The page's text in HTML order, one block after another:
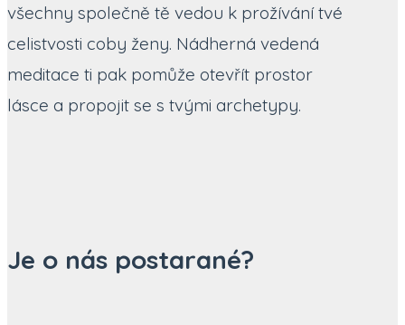
všechny společně tě vedou k prožívání tvé
celistvosti coby ženy. Nádherná vedená
meditace ti pak pomůže otevřít prostor
lásce a propojit se s tvými archetypy.
Je o nás postarané?